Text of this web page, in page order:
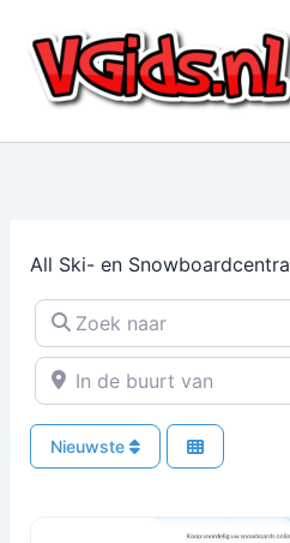
naar
inhoud
All Ski- en Snowboardcentra
Zoek naar
In de buurt van
Nieuwste